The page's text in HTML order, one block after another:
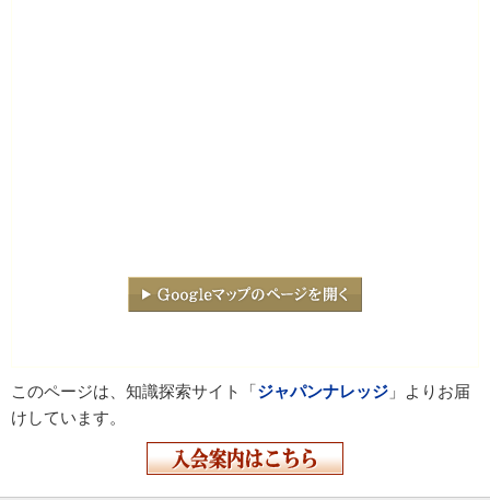
このページは、知識探索サイト「ジャパンナレッジ 」よりお届
けしています。